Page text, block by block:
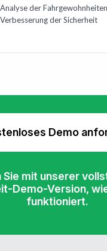
Analyse der
Verbesserung der Sicherheit
Demo
Sie mit unserer
Demo-Version,
funktioniert.